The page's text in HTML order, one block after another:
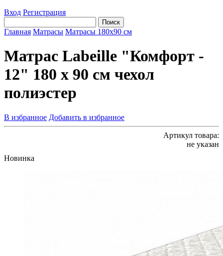
Вход Регистрация
Главная Матрасы Матрасы 180х90 см
Матрас Labeille "Комфорт -
12" 180 х 90 см чехол
полиэстер
В избранное Добавить в избранное
Артикул товара:
не указан
Новинка